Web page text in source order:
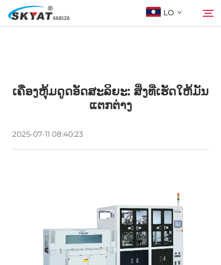
LO
ເຄື່ອງຫຸ້ມດ້ວຍພາດສະຕິກບໍ່ຮົ່ວ
ໂປເจັກ
ເຄື່ອງຫຸ້ມດູດອັດສະລິຍະ: ສິ່ງທີ່ເຮັດໃຫ້ມັນ
ແຕກຕ່າງ
2025-07-11 08:40:23